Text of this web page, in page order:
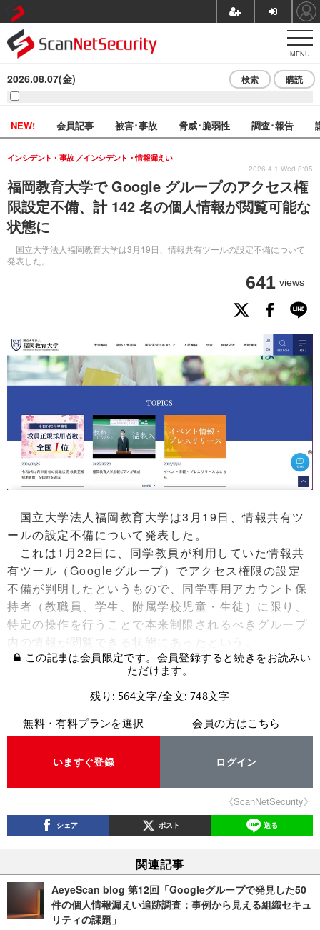
MENU
2026.08.07(金) 検索 購読
NEW! 会員記事 被害･事故 脅威･脆弱性 調査･報告
福岡教育大学で Google グループのアクセス権
限設定不備、計 142 名の個人情報が閲覧可能な
状態に
国立大学法人福岡教育大学は3月19日、情報共有ツールの設定不備について
発表した。
インシデント・事故 インシデント・情報漏えい
641 views
2026.4.1 Wed 8:05
国立大学法人福岡教育大学は3月19日、情報共有ツ
ールの設定不備について発表した。
これは1月22日に、同学教員が利用していた情報共
有ツール（Googleグループ）でアクセス権限の設定
不備が判明したというもので、同学専用アカウント保
持者（教職員、学生、附属学校児童・生徒）に限り、
特定の操作を行うことで本来制限されるべきグループ
内の情報が閲覧できる状態にあったという。
この記事は会員限定です。会員登録すると続きをお読みい
ただけます。
残り: 564文字/全文: 748文字
無料・有料プランを選択
いますぐ登録
会員の方はこちら
ログイン
《ScanNetSecurity》
シェア ポスト 送る
関連記事
AeyeScan blog 第12回「Googleグループで発見した50
件の個人情報漏えい追跡調査：事例から見える組織セキュ
リティの課題」